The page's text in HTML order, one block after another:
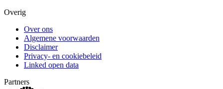
Overig
Over ons
Algemene voorwaarden
Disclaimer
Privacy- en cookiebeleid
Linked open data
Partners